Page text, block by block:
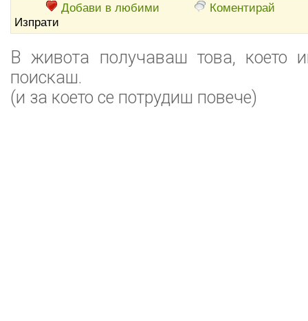
Добави в любими
Коментирай
Изпрати
В живота получаваш това, което
поискаш.
(и за което се потрудиш повече)